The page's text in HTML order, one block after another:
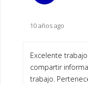
10 años ago
Excelente
compartir
trabajo.